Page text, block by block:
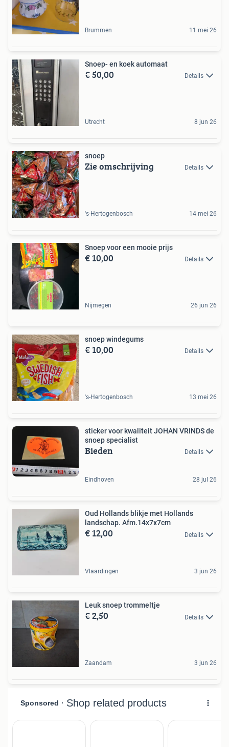
Brummen 11 mei 26
Snoep- en koek automaat
€ 50,00 Details
Utrecht 8 jun 26
snoep
Zie omschrijving Details
's-Hertogenbosch 14 mei 26
Snoep voor een mooie prijs
€ 10,00 Details
Nijmegen 26 jun 26
snoep windegums
€ 10,00 Details
's-Hertogenbosch 13 mei 26
sticker voor kwaliteit JOHAN VRINDS de
snoep specialist
Bieden Details
Eindhoven 28 jul 26
Oud Hollands blikje met Hollands
landschap. Afm.14x7x7cm
€ 12,00 Details
Vlaardingen 3 jun 26
Leuk snoep trommeltje
€ 2,50 Details
Zaandam 3 jun 26